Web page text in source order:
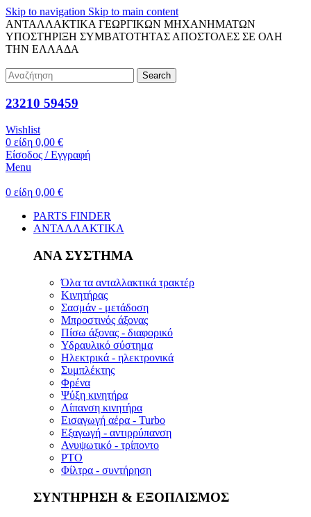
Skip to navigation Skip to main content
ΑΝΤΑΛΛΑΚΤΙΚΑ ΓΕΩΡΓΙΚΩΝ ΜΗΧΑΝΗΜΑΤΩΝ
ΥΠΟΣΤΗΡΙΞΗ ΣΥΜΒΑΤΟΤΗΤΑΣ ΑΠΟΣΤΟΛΕΣ ΣΕ ΟΛΗ
ΤΗΝ ΕΛΛΑΔΑ
Search
23210 59459
Wishlist
0 είδη 0,00 €
Είσοδος / Εγγραφή
Menu
0 είδη 0,00 €
PARTS FINDER
ΑΝΤΑΛΛΑΚΤΙΚΑ
ΑΝΑ ΣΥΣΤΗΜΑ
Όλα τα ανταλλακτικά τρακτέρ
Κινητήρας
Σασμάν - μετάδοση
Μπροστινός άξονας
Πίσω άξονας - διαφορικό
Υδραυλικό σύστημα
Ηλεκτρικά - ηλεκτρονικά
Συμπλέκτης
Φρένα
Ψύξη κινητήρα
Λίπανση κινητήρα
Εισαγωγή αέρα - Turbo
Εξαγωγή - αντιρρύπανση
Ανυψωτικό - τρίποντο
PTO
Φίλτρα - συντήρηση
ΣΥΝΤΗΡΗΣΗ & ΕΞΟΠΛΙΣΜΟΣ